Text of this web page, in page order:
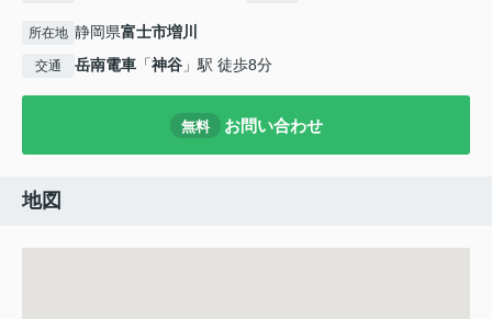
所在地 静岡県富士市増川
交通 岳南電車 「神谷 」駅 徒歩8分
無料 お問い合わせ
地図